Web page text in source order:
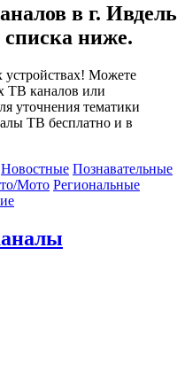
в г. Ивдель
ниже.
Можете
ТВ каналов или
уточнения тематики
ТВ бесплатно и в
Новостные Познавательные
Мото Региональные